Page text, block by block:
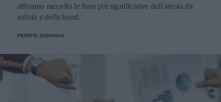
abbiamo raccolto le frasi più significative dell'artista da
solista e della band.
PERDITA DURANGO